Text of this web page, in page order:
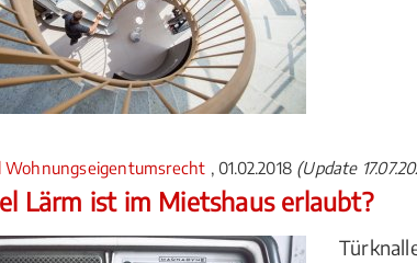
Wohnungseigentumsrecht , 01.02.2018 (Update
Lärm ist im Mietshaus erlaubt?